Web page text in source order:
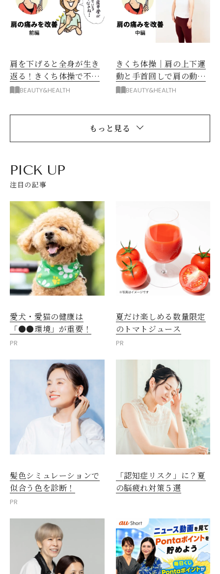
肩を下げると全身が生き
返る！きくち体操で不調
改善BEAUTY&HEALTH
きくち体操｜肩の上下運
動と手首回しで肩の動き
を改善
BEAUTY&HEALTH
もっと見る
PICK UP
注目の記事
愛犬・愛猫の健康は
「●●環境」が重要！
PR
夏だけ楽しめる数量限定
のトマトジュース
PR
髪色シミュレーションで
似合う色を診断！
PR
「認知症リスク」に？夏
の脳疲れ対策５選